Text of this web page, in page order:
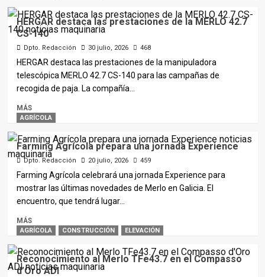
HERGAR destaca las prestaciones de la MERLO 42.7
CS-140
Dpto. Redacción 30 julio, 2026 468
HERGAR destaca las prestaciones de la manipuladora
telescópica MERLO 42.7 CS-140 para las campañas de
recogida de paja. La compañía...
MÁS
AGRÍCOLA
Farming Agrícola prepara una jornada Experience
Dpto. Redacción 20 julio, 2026 459
Farming Agrícola celebrará una jornada Experience para
mostrar las últimas novedades de Merlo en Galicia. El
encuentro, que tendrá lugar...
MÁS
AGRÍCOLA CONSTRUCCIÓN ELEVACIÓN
Reconocimiento al Merlo TFe43.7 en el Compasso
d’Oro ADI